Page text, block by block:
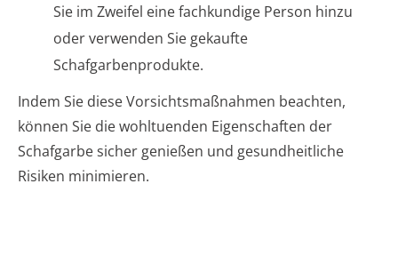
Sie im Zweifel eine fachkundige Person hinzu
oder verwenden Sie gekaufte
Schafgarbenprodukte.
Indem Sie diese Vorsichtsmaßnahmen beachten,
können Sie die wohltuenden Eigenschaften der
Schafgarbe sicher genießen und gesundheitliche
Risiken minimieren.